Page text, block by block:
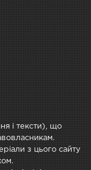
і тексти), що
з цього сайту